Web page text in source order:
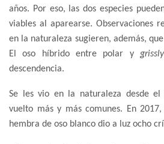
años. Por eso, las dos especies
viables al aparearse. Observaciones
en la naturaleza sugieren, además,
El oso híbrido entre polar y
descendencia.
Se les vio en la naturaleza desde
vuelto más y más comunes. En
hembra de oso blanco dio a luz ocho